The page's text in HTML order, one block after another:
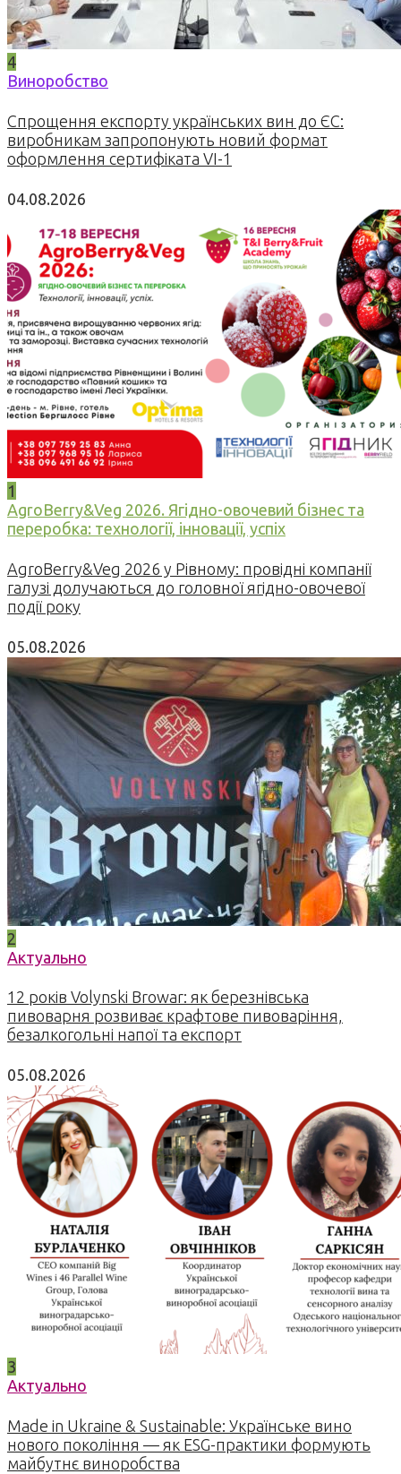
4
Виноробство
Спрощення експорту українських вин до ЄС:
виробникам запропонують новий формат
оформлення сертифіката VI-1
04.08.2026
1
AgroBerry&Veg 2026. Ягідно-овочевий бізнес та
переробка: технології, інновації, успіх
AgroBerry&Veg 2026 у Рівному: провідні компанії
галузі долучаються до головної ягідно-овочевої
події року
05.08.2026
2
Актуально
12 років Volynski Browar: як березнівська
пивоварня розвиває крафтове пивоваріння,
безалкогольні напої та експорт
05.08.2026
3
Актуально
Made in Ukraine & Sustainable: Українське вино
нового покоління — як ESG-практики формують
майбутнє виноробства